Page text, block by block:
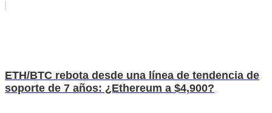
ETH/BTC rebota desde una línea de tendencia de
soporte de 7 años: ¿Ethereum a $4,900?